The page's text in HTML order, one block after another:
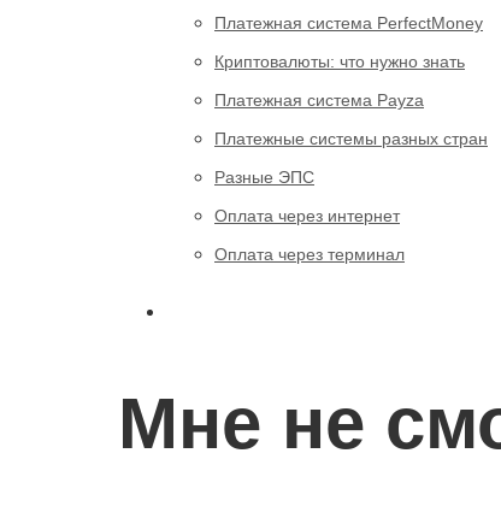
Платежная система PerfectMoney
Криптовалюты: что нужно знать
Платежная система Payza
Платежные системы разных стран
Разные ЭПС
Оплата через интернет
Оплата через терминал
Мне не